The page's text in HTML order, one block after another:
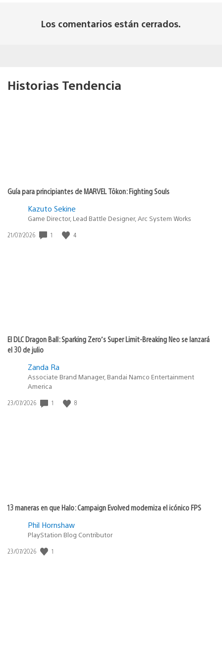
Los comentarios están cerrados.
Historias Tendencia
Guía para principiantes de MARVEL Tōkon: Fighting Souls
Kazuto Sekine
Game Director, Lead Battle Designer, Arc System Works
Fecha
21/07/2026 1 4
El DLC Dragon Ball: Sparking Zero’s Super Limit-Breaking Neo se lanzará
el 30 de julio
Zanda Ra
Associate Brand Manager, Bandai Namco Entertainment
America
Fecha
23/07/2026 1 8
13 maneras en que Halo: Campaign Evolved moderniza el icónico FPS
Phil Hornshaw
PlayStation Blog Contributor
Fecha
23/07/2026 1